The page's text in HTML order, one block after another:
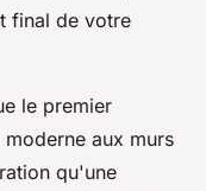
final de votre
le premier
aux murs
qu'une